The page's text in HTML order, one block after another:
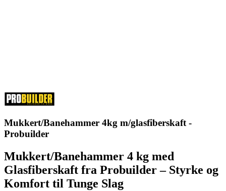
Mukkert/Banehammer 4kg m/glasfiberskaft -
Probuilder
Mukkert/Banehammer 4 kg med
Glasfiberskaft fra Probuilder – Styrke og
Komfort til Tunge Slag